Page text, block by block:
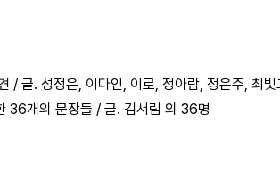
/ 글. 성정은, 이다인, 이로, 정아람, 정은주, 최
개의 문장들 / 글. 김서림 외 36명